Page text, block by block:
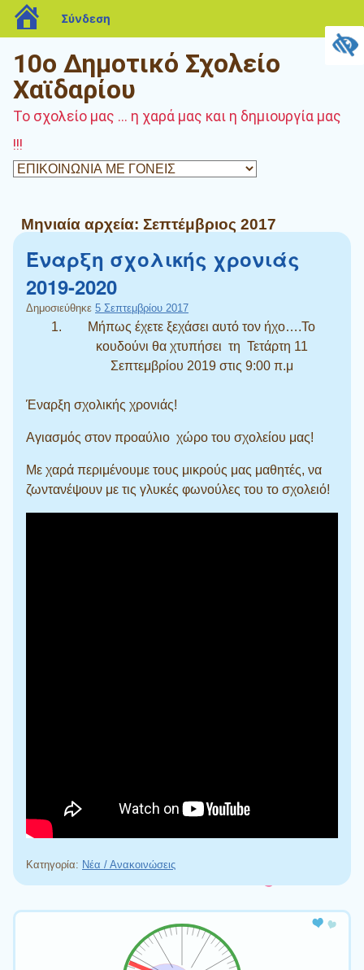
10ο Δημοτικό Σχολείο
Χαϊδαρίου
Το σχολείο μας ... η χαρά μας και η δημιουργία μας
!!!
Μηνιαία αρχεία: Σεπτέμβριος 2017
Έναρξη σχολικής χρονιάς
2019-2020
Δημοσιεύθηκε 5 Σεπτεμβρίου 2017
Μήπως έχετε ξεχάσει αυτό τον ήχο….Το
κουδούνι θα χτυπήσει τη Τετάρτη 11
Σεπτεμβρίου 2019 στις 9:00 π.μ
Έναρξη σχολικής χρονιάς!
Αγιασμός στον προαύλιο χώρο του σχολείου μας!
Με χαρά περιμένουμε τους μικρούς μας μαθητές, να
ζωντανέψουν με τις γλυκές φωνούλες του το σχολειό!
Κατηγορία: Νέα / Ανακοινώσεις
Πλοήγηση άρθρων
blogs.sch.gr
Σύνδεση